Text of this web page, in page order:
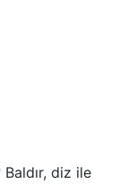
diz ile